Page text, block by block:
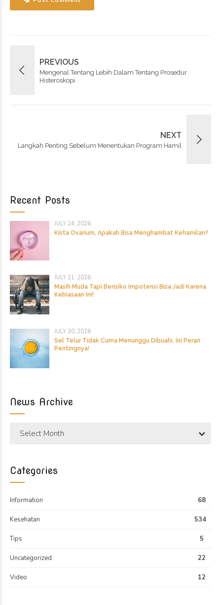
PREVIOUS
Mengenal Tentang Lebih Dalam Tentang Prosedur
Histeroskopi
NEXT
Langkah Penting Sebelum Menentukan Program Hamil
Recent Posts
JULY 24, 2026
Kista Ovarium, Apakah Bisa Menghambat Kehamilan?
JULY 21, 2026
Masih Muda Tapi Berisiko Impotensi Bisa Jadi Karena
Kebiasaan Ini!
JULY 20, 2026
Sel Telur Tidak Cuma Menunggu Dibuahi, Ini Peran
Pentingnya!
News Archive
Select Month
Categories
Information 68
Kesehatan 534
Tips 5
Uncategorized 22
Video 12